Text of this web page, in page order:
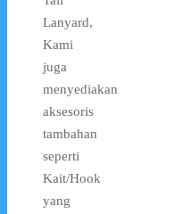
Lanyard,
Kami
juga
menyediakan
aksesoris
tambahan
seperti
Kait/Hook
yang